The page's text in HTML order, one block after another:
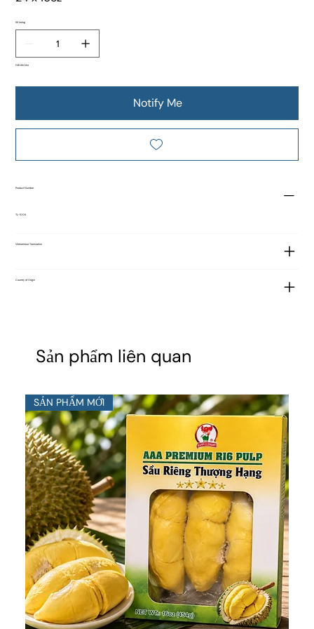
Số lượng
Hết tồn kho
Notify Me
Product Number
TL-1006
Vietnamese Translation
Country of Origin
Sản phẩm liên quan
SẢN PHẨM MỚI